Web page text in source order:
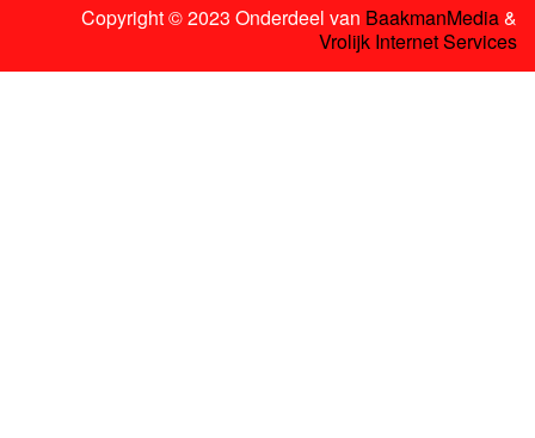
Copyright © 2023 Onderdeel van BaakmanMedia&
Vrolijk Internet Services